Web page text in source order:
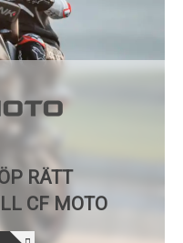
RÄTT
CF MOTO